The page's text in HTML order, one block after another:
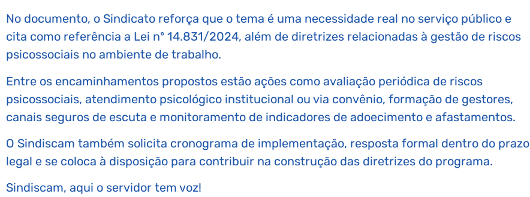
No documento, o Sindicato reforça que o tema é uma necessidade real no serviço público e
cita como referência a Lei nº 14.831/2024, além de diretrizes relacionadas à gestão de riscos
psicossociais no ambiente de trabalho.
Entre os encaminhamentos propostos estão ações como avaliação periódica de riscos
psicossociais, atendimento psicológico institucional ou via convênio, formação de gestores,
canais seguros de escuta e monitoramento de indicadores de adoecimento e afastamentos.
O Sindiscam também solicita cronograma de implementação, resposta formal dentro do prazo
legal e se coloca à disposição para contribuir na construção das diretrizes do programa.
Sindiscam, aqui o servidor tem voz!